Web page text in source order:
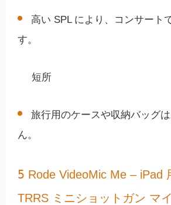
高い SPL により、コンサート
す。
短所
旅行用のケースや収納バッグ
ん。
5 Rode VideoMic Me – iPad
TRRS ミニショットガン マ